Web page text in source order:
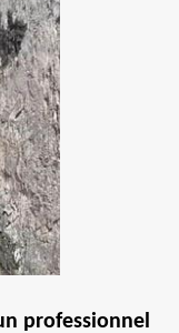
professionnel